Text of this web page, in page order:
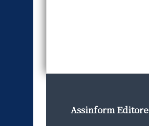
Assinform Editore